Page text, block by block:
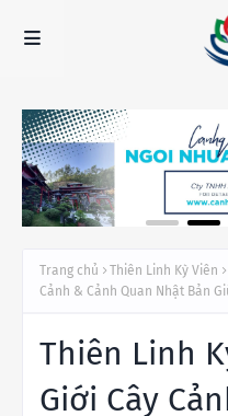
Trang chủ Thiên Linh Kỳ Viên
Cảnh & Cảnh Quan Nhật Bản
Thiên Linh
Giới Cây